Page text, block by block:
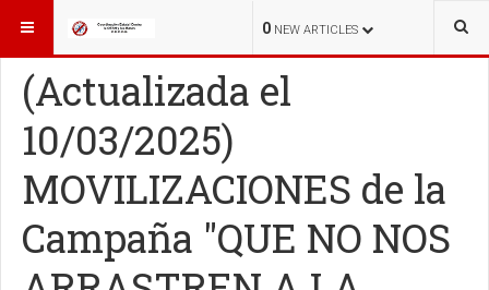
0 NEW ARTICLES
ESTÁ AQUÍ: COMUNICADOS
(Actualizada el
10/03/2025)
MOVILIZACIONES de la
Campaña "QUE NO NOS